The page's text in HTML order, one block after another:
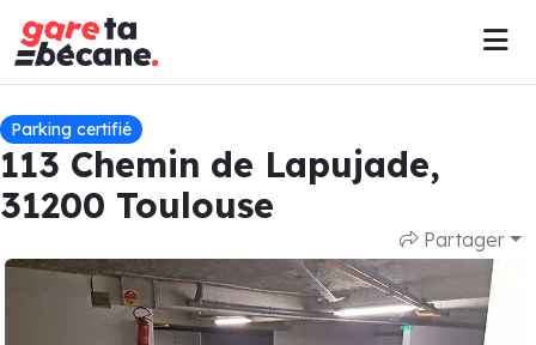
Parking certifié
113 Chemin de Lapujade,
31200 Toulouse
Partager